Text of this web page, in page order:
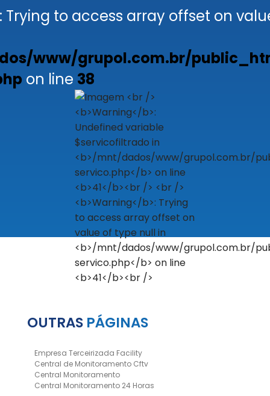
Trying to access array offset on
www/grupol.com.br/
on line 38
OUTRAS PÁGINAS
Empresa Terceirizada Facility
Central de Monitoramento Cftv
Central Monitoramento
Central Monitoramento 24 Horas